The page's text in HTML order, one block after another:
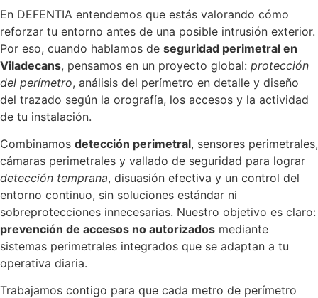
En DEFENTIA entendemos que estás valorando cómo
reforzar tu entorno antes de una posible intrusión exterior.
Por eso, cuando hablamos de seguridad perimetral en
Viladecans, pensamos en un proyecto global: protección
del perímetro, análisis del perímetro en detalle y diseño
del trazado según la orografía, los accesos y la actividad
de tu instalación.
Combinamos detección perimetral, sensores perimetrales,
cámaras perimetrales y vallado de seguridad para lograr
detección temprana, disuasión efectiva y un control del
entorno continuo, sin soluciones estándar ni
sobreprotecciones innecesarias. Nuestro objetivo es claro:
prevención de accesos no autorizados mediante
sistemas perimetrales integrados que se adaptan a tu
operativa diaria.
Trabajamos contigo para que cada metro de perímetro